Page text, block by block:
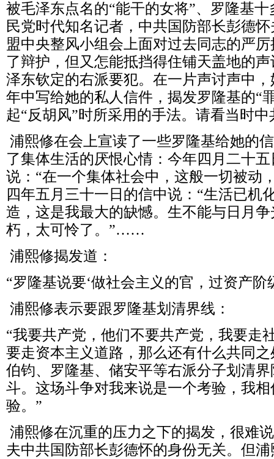
被毛泽东点名的“能干的女将”、罗隆基
民党时代知名记者，中共国防部长彭德
盟中央整风小组会上面对过去同志的严
了辩护，但又怎能抵挡得住铺天盖地的
泽东钦定的右派要犯。在一片声讨声中
年中写给她的私人信件，揭发罗隆基的“
起“反胡风”时所采用的手法。请看当时
浦熙修在会上宣读了一些罗隆基给她的
了集体生活的厌恨心情：今年四月二十
说：“在一个集体社会中，这般一切被动
四年五月三十一日的信中说：“生活已机
造，这是我最大的缺憾。生不能与日月
朽，太可怜了。”……
浦熙修揭发道：
“罗隆基说要‘做社会主义的官，过资产阶
浦熙修表示要跟罗隆基划清界线：
“我要共产党，他们不要共产党，我要走
要走资本主义道路，那么还有什么共同
伯钧、罗隆基、储安平等右派分子划清
斗。这场斗争对我来说是一个考验，我
验。”
浦熙修在沉重的压力之下的揭发，很难
夫中共国防部长彭德怀的身份无关。但